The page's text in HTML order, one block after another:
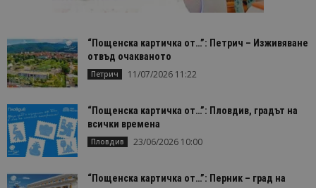
“Пощенска картичка от…”: Петрич – Изживяване
отвъд очакваното
Петрич 11/07/2026 11:22
“Пощенска картичка от…”: Пловдив, градът на
всички времена
Пловдив 23/06/2026 10:00
“Пощенска картичка от…”: Перник – град на
Ltd
.statcounter.com
1 месец
е зададена
_ga_B09EBBY8PY
.bgtourism.bg
1 година